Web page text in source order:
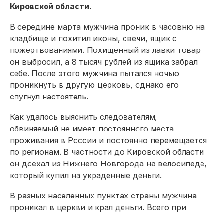
Кировской области.
В середине марта мужчина проник в часовню на
кладбище и похитил иконы, свечи, ящик с
пожертвованиями. Похищенный из лавки товар
он выбросил, а 8 тысяч рублей из ящика забрал
себе. После этого мужчина пытался ночью
проникнуть в другую церковь, однако его
спугнул настоятель.
Как удалось выяснить следователям,
обвиняемый не имеет постоянного места
проживания в России и постоянно перемещается
по регионам. В частности до Кировской области
он доехал из Нижнего Новгорода на велосипеде,
который купил на украденные деньги.
В разных населенных пунктах страны мужчина
проникал в церкви и крал деньги. Всего при